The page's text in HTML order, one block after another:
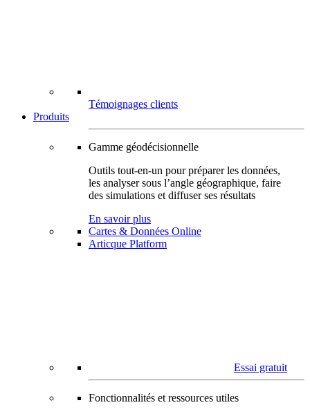
Témoignages clients
Produits
Gamme géodécisionnelle
Outils tout-en-un pour préparer les données,
les analyser sous l’angle géographique, faire
des simulations et diffuser ses résultats
En savoir plus
Cartes & Données Online
Articque Platform
Essai gratuit
Fonctionnalités et ressources utiles